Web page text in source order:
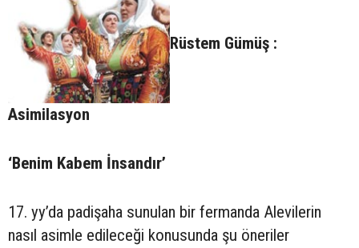
Rüstem Gümüş :
Asimilasyon
‘Benim Kabem İnsandır’
17. yy’da padişaha sunulan bir fermanda Alevilerin
nasıl asimle edileceği konusunda şu öneriler